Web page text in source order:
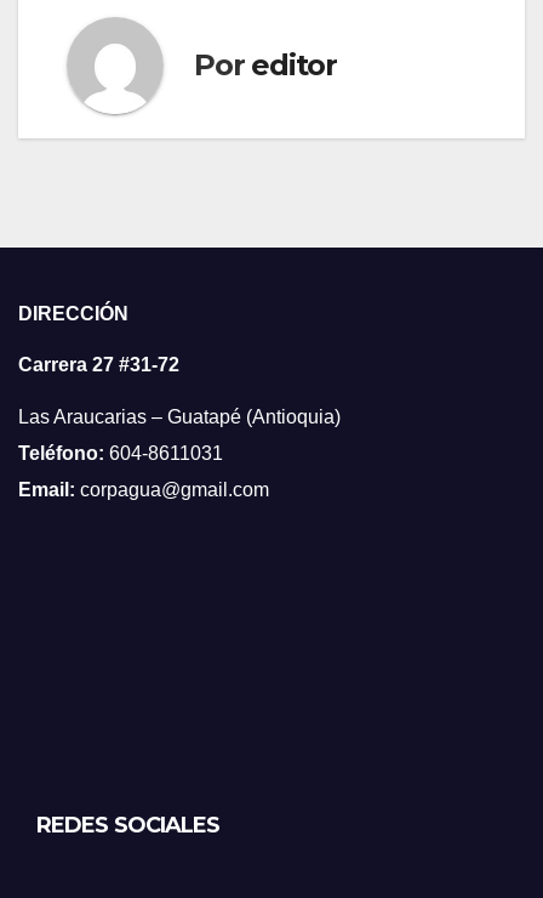
Por editor
DIRECCIÓN
Carrera 27 #31-72
Las Araucarias – Guatapé (Antioquia)
Teléfono: 604-8611031
Email: corpagua@gmail.com
REDES SOCIALES